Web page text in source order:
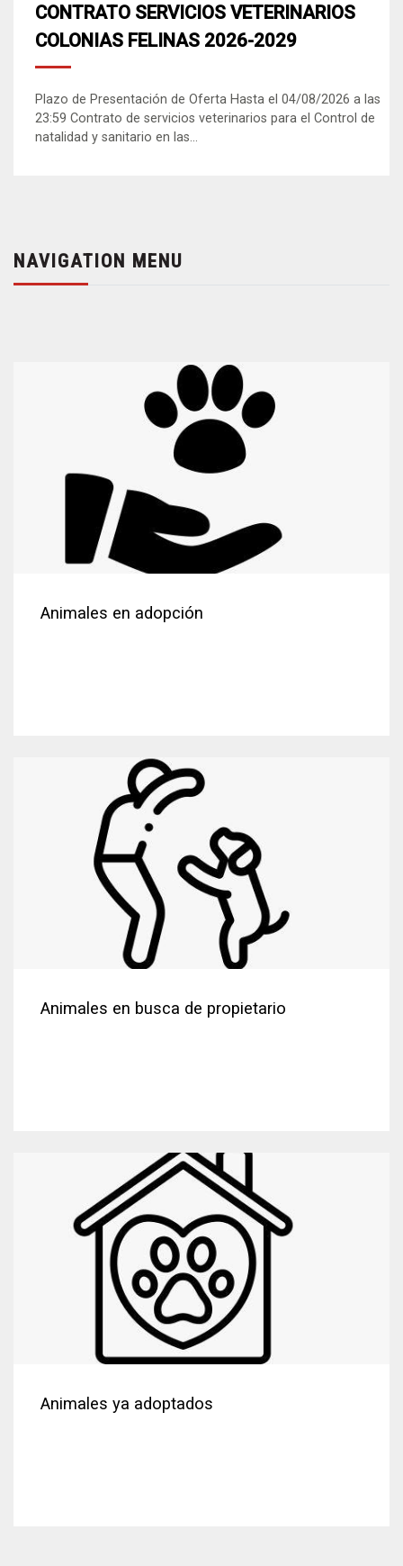
CONTRATO SERVICIOS VETERINARIOS
COLONIAS FELINAS 2026-2029
Plazo de Presentación de Oferta Hasta el 04/08/2026 a las
23:59 Contrato de servicios veterinarios para el Control de
natalidad y sanitario en las...
NAVIGATION MENU
Animales en adopción
Animales en busca de propietario
Animales ya adoptados